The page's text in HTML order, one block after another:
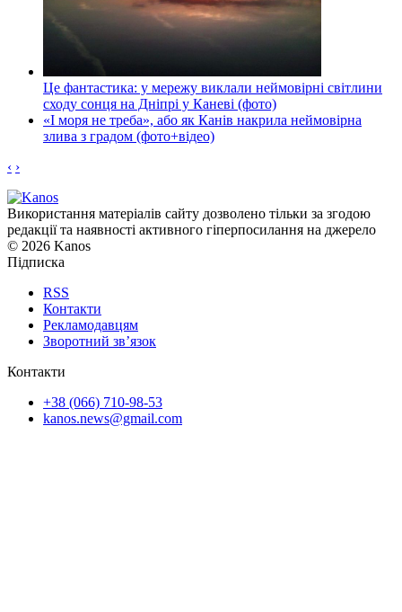
Це фантастика: у мережу виклали неймовірні світлини
сходу сонця на Дніпрі у Каневі (фото)
«І моря не треба», або як Канів накрила неймовірна
злива з градом (фото+відео)
‹ ›
Використання матеріалів сайту дозволено тільки за згодою
редакції та наявності активного гіперпосилання на джерело
© 2026 Kanos
Підписка
RSS
Контакти
Рекламодавцям
Зворотний зв’язок
Контакти
+38 (066) 710-98-53
kanos.news@gmail.com